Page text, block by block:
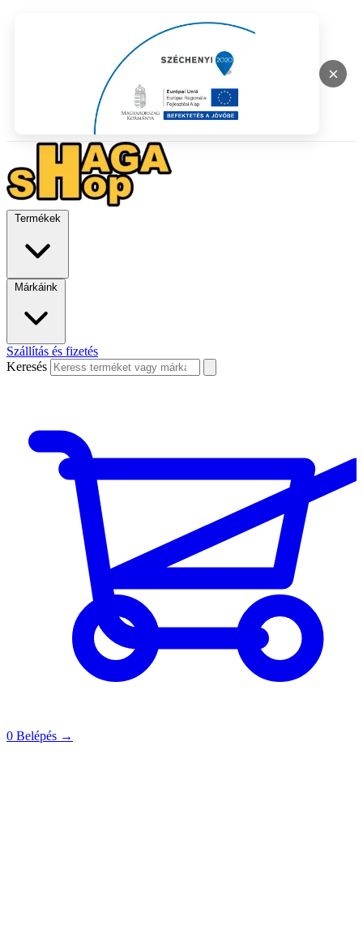
×
Termékek
Márkáink
Szállítás és fizetés
Keresés
0 Belépés →